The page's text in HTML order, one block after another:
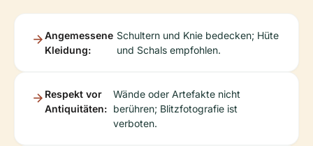
Angemessene
Kleidung:
Schultern und Knie bedecken; Hüte
und Schals empfohlen.
Respekt vor
Antiquitäten:
Wände oder Artefakte nicht
berühren; Blitzfotografie ist
verboten.